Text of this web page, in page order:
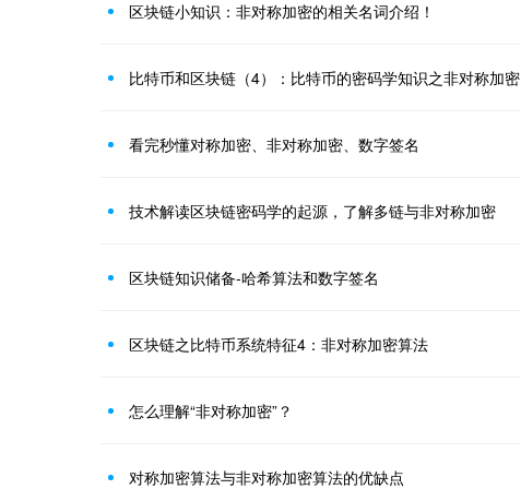
区块链小知识：非对称加密的相关名词介绍！
比特币和区块链（4）：比特币的密码学知识之非对称加密
看完秒懂对称加密、非对称加密、数字签名
技术解读区块链密码学的起源，了解多链与非对称加密
区块链知识储备-哈希算法和数字签名
区块链之比特币系统特征4：非对称加密算法
怎么理解“非对称加密”？
对称加密算法与非对称加密算法的优缺点